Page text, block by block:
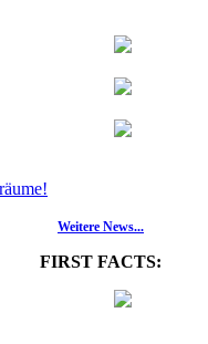
Weitere News...
FIRST FACTS: